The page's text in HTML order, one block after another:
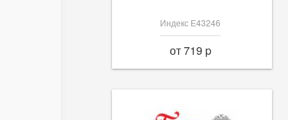
Индекс Е43246
от 719 p